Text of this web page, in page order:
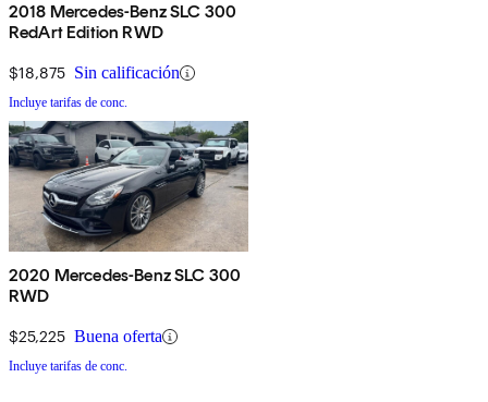
2018 Mercedes-Benz SLC 300
RedArt Edition RWD
$18,875 Sin calificación
Incluye tarifas de conc.
2020 Mercedes-Benz SLC 300
RWD
$25,225 Buena oferta
Incluye tarifas de conc.